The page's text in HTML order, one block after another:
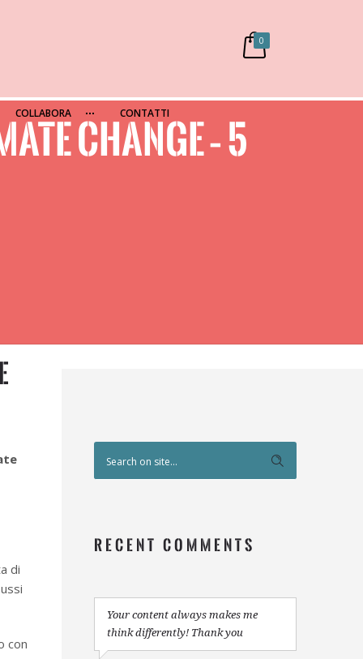
0
COLLABORA CONTATTI
CHANGE – 5
di
con
RECENT COMMENTS
Your content always makes me
think differently! Thank you